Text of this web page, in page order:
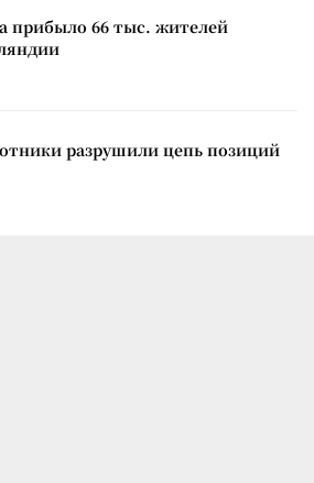
прибыло 66 тыс. жителей
разрушили цепь позиций